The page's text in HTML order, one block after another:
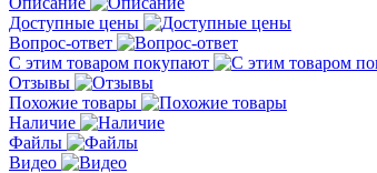
Доступные цены
Вопрос-ответ
С этим товаром покупают
Отзывы
Похожие товары
Наличие
Файлы
Видео